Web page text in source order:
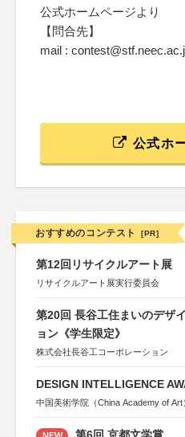
公式ホームページより
【問合先】
mail :
公式ホ
おすすめのコンテスト [PR]
第12回リサイクルアート展
リサイクルアート展実行委員会
第20回 長谷工住まいのデザ
ョン《学生限定》
株式会社長谷工コーポレーション
DESIGN INTELLIGENCE
中国美術学院（China Academy of Art
NEW